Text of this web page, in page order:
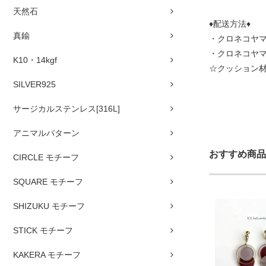
天然石
真鍮
K10・14kgf
SILVER925
サージカルステンレス[316L]
アニマルパターン
CIRCLE モチーフ
SQUARE モチーフ
SHIZUKU モチーフ
STICK モチーフ
KAKERA モチーフ
♦配送方法♦
・クロネコヤ
・クロネコ
☆クッション
おすすめ商品